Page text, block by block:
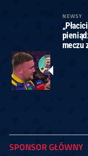
NEWSY
meczu
SPONSOR GŁÓWNY